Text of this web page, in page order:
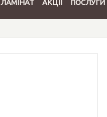
ЛАМІНАТ АКЦІЇ ПОСЛУГИ